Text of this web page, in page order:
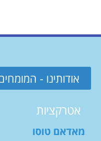
אודותינו - המומחים
אטרקציות
מאדאם טוסו